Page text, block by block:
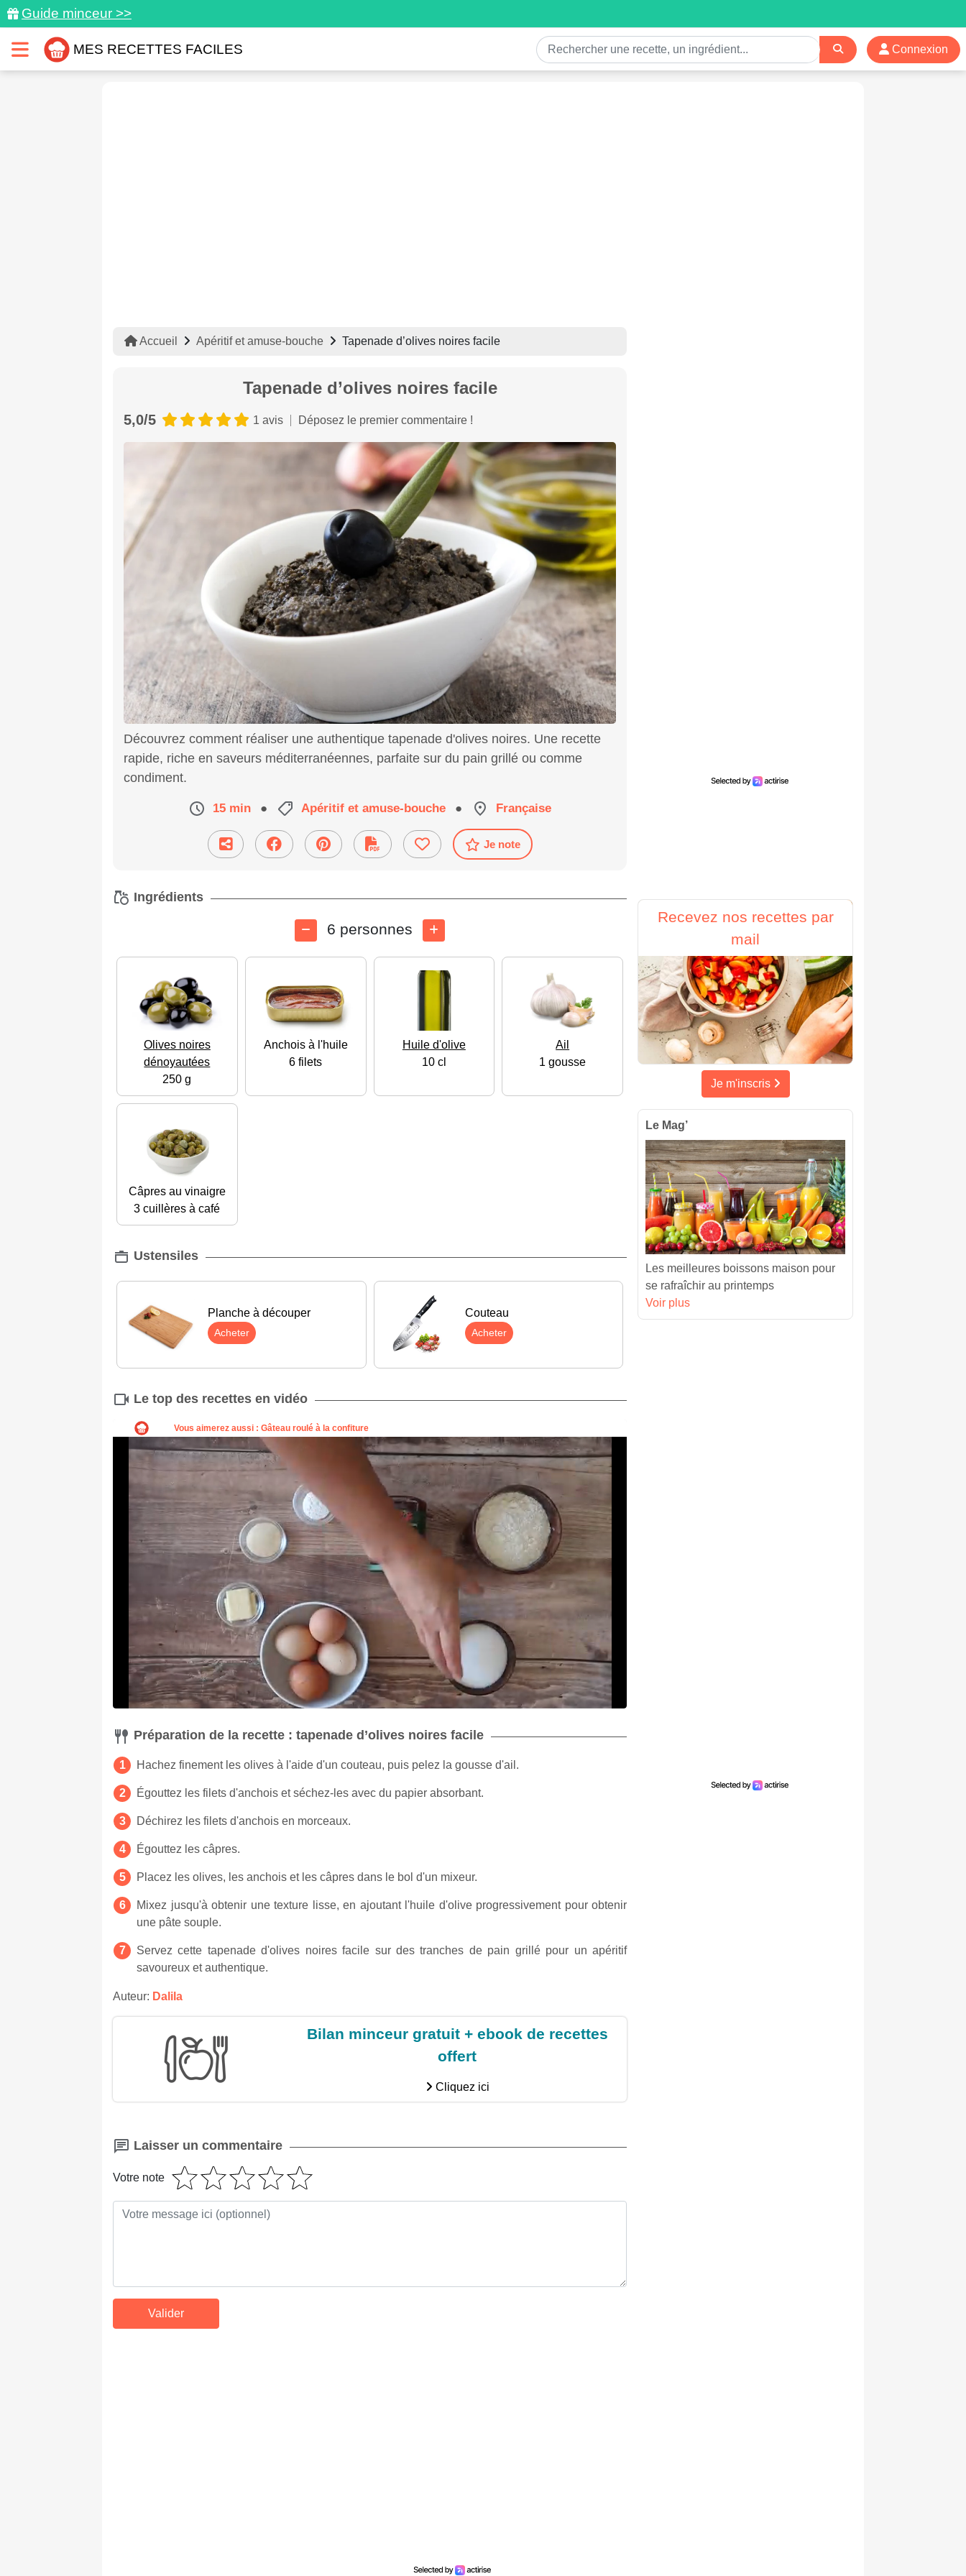
Guide minceur >>
MES RECETTES FACILES Connexion
Accueil Apéritif et amuse-bouche Tapenade d’olives noires facile
Tapenade d’olives noires facile
5,0/5 1 avis Déposez le premier commentaire !
Découvrez comment réaliser une authentique tapenade d'olives noires. Une recette
rapide, riche en saveurs méditerranéennes, parfaite sur du pain grillé ou comme
condiment.
15 min ● Apéritif et amuse-bouche ● Française
Je note
Ingrédients
6 personnes
Olives noires
dénoyautées
250 g
Anchois à l'huile
6 filets
Huile d'olive
10 cl
Ail
1 gousse
Câpres au vinaigre
3 cuillères à café
Ustensiles
Planche à découper
Acheter
Couteau
Acheter
Le top des recettes en vidéo
Préparation de la recette : tapenade d’olives noires facile
Hachez finement les olives à l'aide d'un couteau, puis pelez la gousse d'ail.
Égouttez les filets d'anchois et séchez-les avec du papier absorbant.
Déchirez les filets d'anchois en morceaux.
Égouttez les câpres.
Placez les olives, les anchois et les câpres dans le bol d'un mixeur.
Mixez jusqu'à obtenir une texture lisse, en ajoutant l'huile d'olive progressivement pour obtenir
une pâte souple.
Servez cette tapenade d'olives noires facile sur des tranches de pain grillé pour un apéritif
savoureux et authentique.
Auteur: Dalila
Bilan minceur gratuit + ebook de recettes
offert
Cliquez ici
Laisser un commentaire
Votre note
Recevez nos recettes par
mail
Je m'inscris
Le Mag’
Les meilleures boissons maison pour
se rafraîchir au printemps
Voir plus